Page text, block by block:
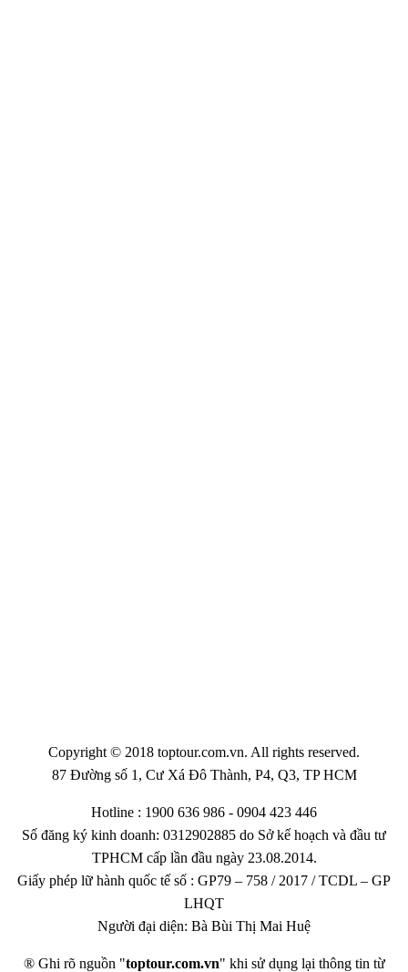
Copyright © 2018 toptour.com.vn. All rights reserved.
87 Đường số 1, Cư Xá Đô Thành, P4, Q3, TP HCM
Hotline : 1900 636 986 - 0904 423 446
Số đăng ký kinh doanh: 0312902885 do Sở kế hoạch và đầu tư
TPHCM cấp lần đầu ngày 23.08.2014.
Giấy phép lữ hành quốc tế số : GP79 – 758 / 2017 / TCDL – GP
LHQT
Người đại diện: Bà Bùi Thị Mai Huệ
® Ghi rõ nguồn "toptour.com.vn" khi sử dụng lại thông tin từ